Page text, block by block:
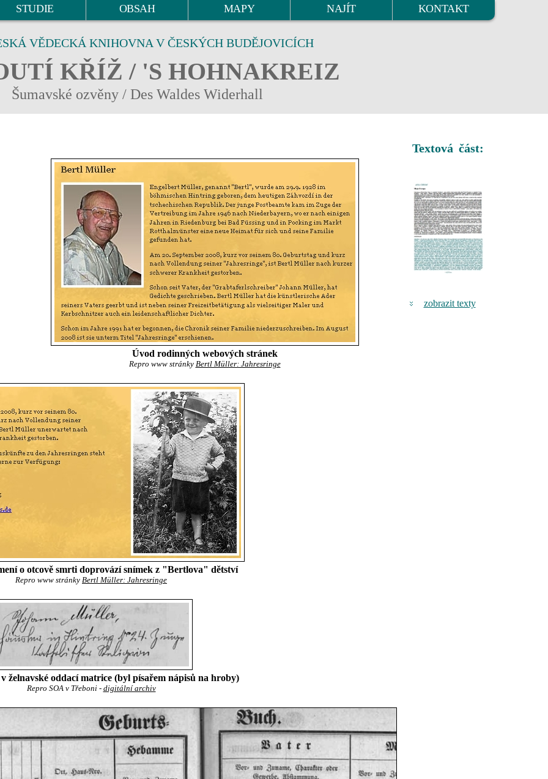
STUDIE OBSAH MAPY NAJÍT KONTAKT
VĚDECKÁ KNIHOVNA V ČESKÝCH BUDĚJOVICÍCH
KŘÍŽ / 'S HOHNAKREIZ
Šumavské ozvěny / Des Waldes Widerhall
Úvod rodinných webových stránek
Repro www stránky Bertl Müller: Jahresringe
o otcově smrti doprovází snímek z "Bertlova" dětství
Repro www stránky Bertl Müller: Jahresringe
želnavské oddací matrice (byl písařem nápisů na hroby)
Repro SOA v Třeboni - digitální archiv
Textová část:
zobrazit texty